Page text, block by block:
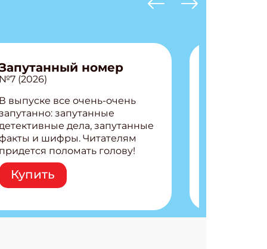
номер
№7 (2026)
В выпуске все очень-очень
запутанные
дела, запутанные
и шифры. Читателям
придется поломать голову!
Внутри: Шифры и
расшифровки Плетем
запутанные поделки
коды 3 комикса
Купить